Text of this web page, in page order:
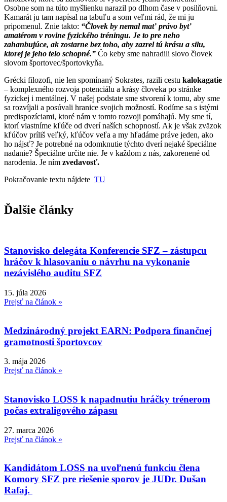
Osobne som na túto myšlienku narazil po dlhom čase v posilňovni.
Kamarát ju tam napísal na tabuľu a som veľmi rád, že mi ju
pripomenul. Znie takto: “Človek by nemal mať právo byť
amatérom v rovine fyzického tréningu. Je to pre neho
zahanbujúce, ak zostarne bez toho, aby zazrel tú krásu a silu,
ktorej je jeho telo schopné.” Čo keby sme nahradili slovo človek
slovom športovec/športovkyňa.
Grécki filozofi, nie len spomínaný Sokrates, razili cestu kalokagatie
– komplexného rozvoja potenciálu a krásy človeka po stránke
fyzickej i mentálnej. V našej podstate sme stvorení k tomu, aby sme
sa rozvíjali a posúvali hranice svojich možností. Rodíme sa s istými
predispozíciami, ktoré nám v tomto rozvoji pomáhajú. My sme tí,
ktorí vlastníme kľúče od dverí naších schopností. Ak je však zväzok
kľúčov príliš veľký, kľúčov veľa a my hľadáme práve jeden, ako
ho nájsť? Je potrebné na odomknutie týchto dverí nejaké špeciálne
nadanie? Špeciálne určite nie. Je v každom z nás, zakorenené od
narodenia. Je ním zvedavosť.
Pokračovanie textu nájdete TU
Ďalšie články
Stanovisko delegáta Konferencie SFZ – zástupcu
hráčov k hlasovaniu o návrhu na vykonanie
nezávislého auditu SFZ
15. júla 2026
Prejsť na článok »
Medzinárodný projekt EARN: Podpora finančnej
gramotnosti športovcov
3. mája 2026
Prejsť na článok »
Stanovisko LOSS k napadnutiu hráčky trénerom
počas extraligového zápasu
27. marca 2026
Prejsť na článok »
Kandidátom LOSS na uvoľnenú funkciu člena
Komory SFZ pre riešenie sporov je JUDr. Dušan
Rafaj.